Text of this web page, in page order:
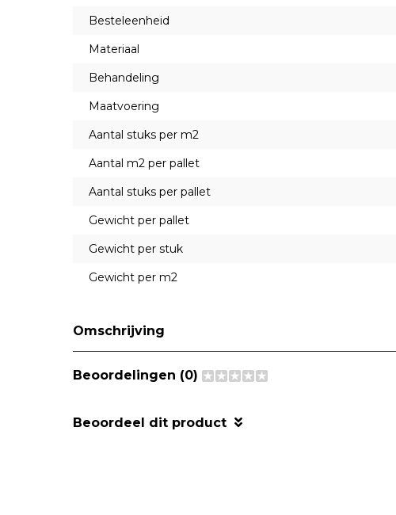
Besteleenheid
Materiaal
Behandeling
Maatvoering
Aantal stuks per m2
Aantal m2 per pallet
Aantal stuks per pallet
Gewicht per pallet
Gewicht per stuk
Gewicht per m2
Omschrijving
Beoordelingen (0)
Beoordeel dit product